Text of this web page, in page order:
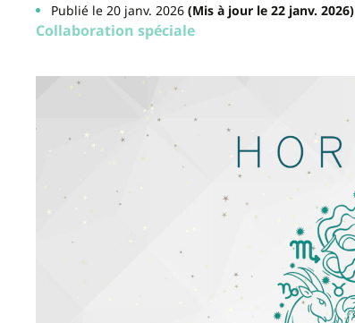
Publié le 20 janv. 2026(Mis à jour le 22 janv. 2026)
Collaboration spéciale